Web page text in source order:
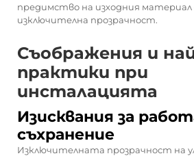
предимство на изходния материал
изключителна прозрачност.
Съображения и
практики при
инсталацията
Изисквания за
съхранение
Изключителната прозрачност на